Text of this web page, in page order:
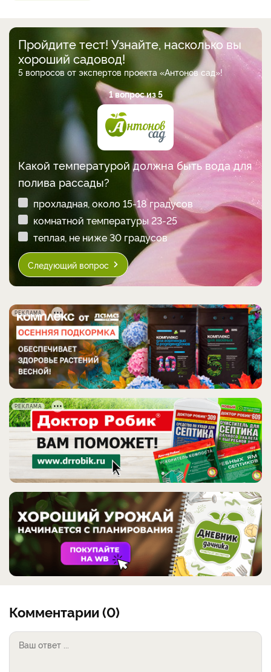
Пройдите тест! Узнайте, насколько вы
хороший садовод!
5 вопросов от экспертов проекта «Антонов сад»!
1 вопрос из 5
Какой температурой должна быть вода для
полива рассады?
прохладная, около 15-18 градусов
комнатной температуры 23-25
теплая, не ниже 30 градусов
Следующий вопрос
РЕКЛАМА
РЕКЛАМА
Комментарии (0)